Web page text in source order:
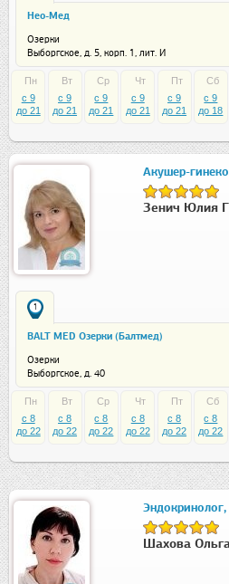
Нео-Мед
Озерки
Выборгское, д. 5, корп. 1, лит. И
Пн
c 9
до 21
Вт
c 9
до 21
Ср
c 9
до 21
Чт
c 9
до 21
Пт
c 9
до 21
Сб
c 9
до 18
Акушер-
Зенич Юлия
1
BALT MED Озерки (Балтмед)
Озерки
Выборгское, д. 40
Пн
c 8
до 22
Вт
c 8
до 22
Ср
c 8
до 22
Чт
c 8
до 22
Пт
c 8
до 22
Сб
c 8
до 22
Эндокринолог,
Шахова